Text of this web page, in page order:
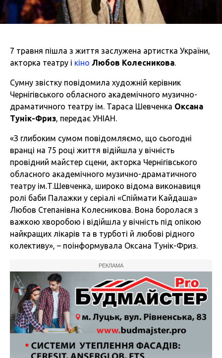
7 травня пішла з життя заслужена артистка України,
акторка театру і кіно Любов Колесникова.
Сумну звістку повідомила художній керівник
Чернігівського обласного академічного музично-
драматичного театру ім. Тараса Шевченка Оксана
Тунік-Фриз, передає УНІАН.
«З глибоким сумом повідомляємо, що сьогодні
вранці на 75 році життя відійшла у вічність
провідний майстер сцени, акторка Чернігівського
обласного академічного музично-драматичного
театру ім.Т.Шевченка, широко відома виконавиця
ролі баби Палажки у серіалі «Спіймати Кайдаша»
Любов Степанівна Колесникова. Вона боролася з
важкою хворобою і відійшла у вічність під опікою
найкращих лікарів та в турботі й любові рідного
колективу», – поінформувала Оксана Тунік-Фриз.
РЕКЛАМА